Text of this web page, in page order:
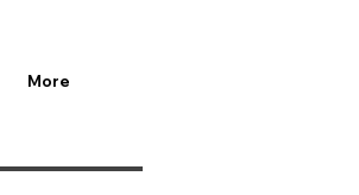
More